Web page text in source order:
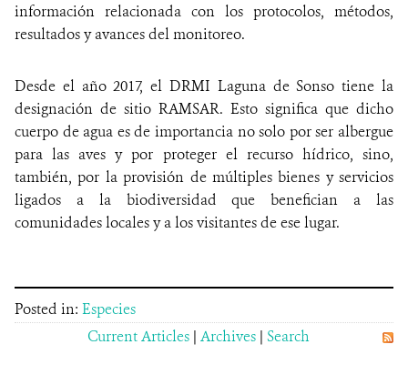
información relacionada con los protocolos, métodos,
resultados y avances del monitoreo.
Desde el año 2017, el DRMI Laguna de Sonso tiene la
designación de sitio RAMSAR. Esto significa que dicho
cuerpo de agua es de importancia no solo por ser albergue
para las aves y por proteger el recurso hídrico, sino,
también, por la provisión de múltiples bienes y servicios
ligados a la biodiversidad que benefician a las
comunidades locales y a los visitantes de ese lugar.
Posted in: Especies
Current Articles | Archives | Search